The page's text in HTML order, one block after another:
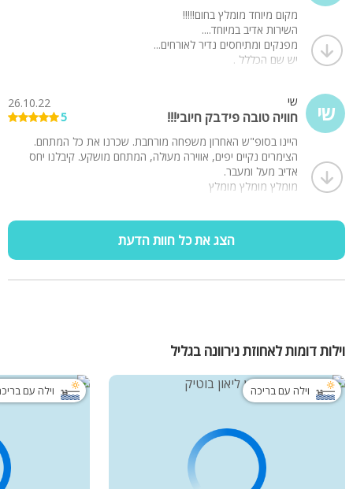
מקום מיוחד מומלץ בחום!!!!!
השירות אדיב במיוחד....
מפנקים ומתיחסים נדיר לאורחים...
יש שם הכללל .
שי שי
חוויה טובה פידבק חיובי!!!
26.10.22
5
היינו בסופ"ש האחרון משפחה מורחבת. שכרנו את כל המתחם.
הצימרים נקיים יפים, אווירה מעולה, המתחם מושקע. קיבלנו יחס
אדיב מעל ומעבר.
מומלץ מומלץ מומלץ
הצג את כל חוות הדעת
וילות דומות לאחוזת נירוונה בגליל
וילה עם בריכה וילה עם